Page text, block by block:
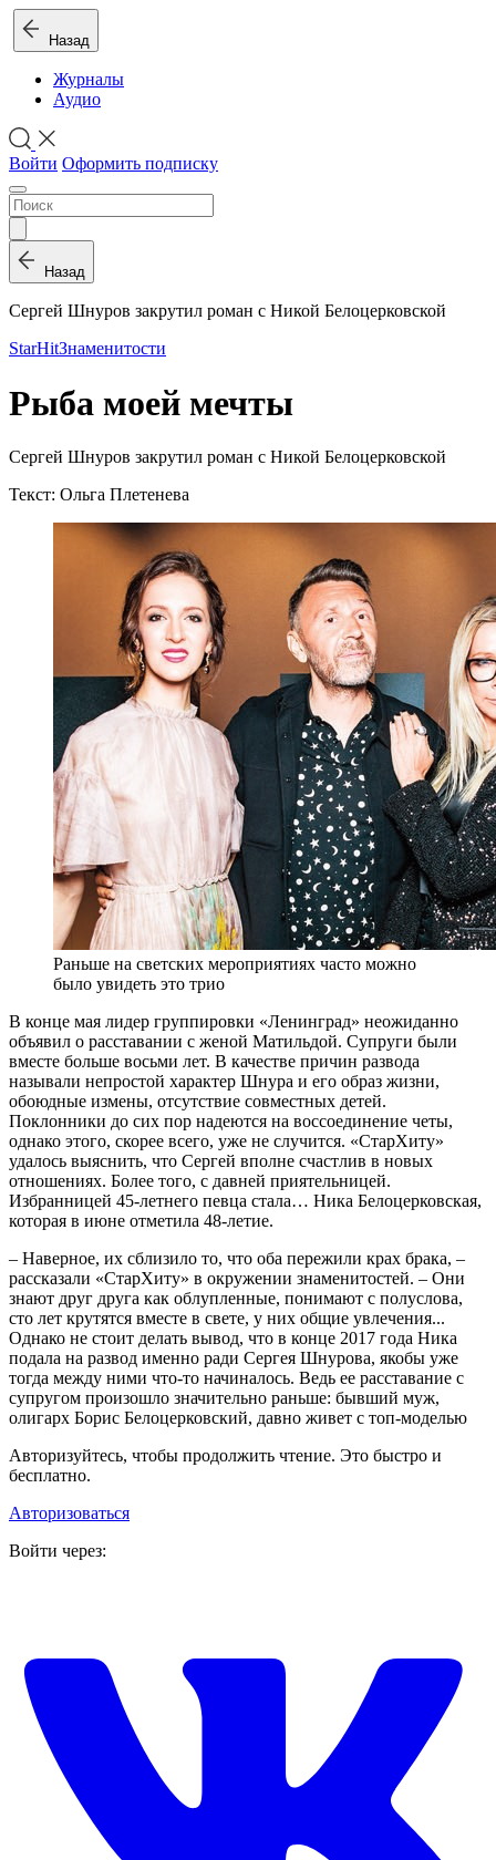
Назад
Журналы
Аудио
Войти Оформить подписку
Назад
Сергей Шнуров закрутил роман с Никой Белоцерковской
StarHitЗнаменитости
Рыба моей мечты
Сергей Шнуров закрутил роман с Никой Белоцерковской
Текст: Ольга Плетенева
Раньше на светских мероприятиях часто можно
было увидеть это трио
В конце мая лидер группировки «Ленинград» неожиданно
объявил о расставании с женой Матильдой. Супруги были
вместе больше восьми лет. В качестве причин развода
называли непростой характер Шнура и его образ жизни,
обоюдные измены, отсутствие совместных детей.
Поклонники до сих пор надеются на воссоединение четы,
однако этого, скорее всего, уже не случится. «СтарХиту»
удалось выяснить, что Сергей вполне счастлив в новых
отношениях. Более того, с давней приятельницей.
Избранницей 45-летнего певца стала… Ника Белоцерковская,
которая в июне отметила 48-летие.
– Наверное, их сблизило то, что оба пережили крах брака, –
рассказали «СтарХиту» в окружении знаменитостей. – Они
знают друг друга как облупленные, понимают с полуслова,
сто лет крутятся вместе в свете, у них общие увлечения...
Однако не стоит делать вывод, что в конце 2017 года Ника
подала на развод именно ради Сергея Шнурова, якобы уже
тогда между ними что-то начиналось. Ведь ее расставание с
супругом произошло значительно раньше: бывший муж,
олигарх Борис Белоцерковский, давно живет с топ-моделью
Авторизуйтесь, чтобы продолжить чтение. Это быстро и
бесплатно.
Авторизоваться
Войти через: